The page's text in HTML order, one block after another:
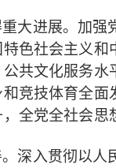
大进展。加强
色社会主义
公共文化服务水
竞技体育全面
全党全社会思
深入贯彻以人